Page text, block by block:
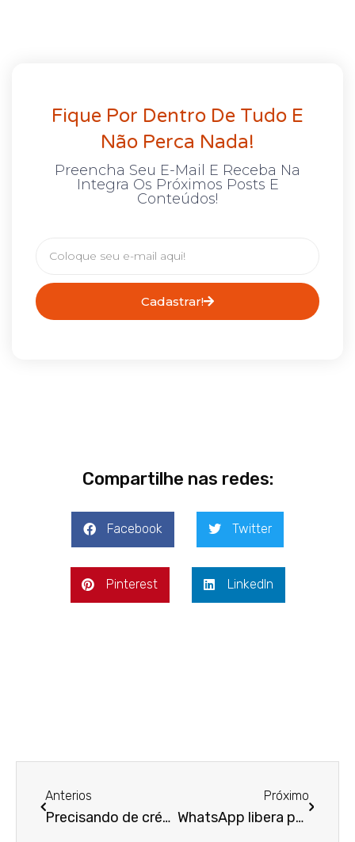
Fique Por Dentro De Tudo E
Não Perca Nada!
Preencha Seu E-Mail E Receba Na
Integra Os Próximos Posts E
Conteúdos!
Cadastrar!
Compartilhe nas redes:
Facebook Twitter
Pinterest LinkedIn
Anterios
Precisando de crédito? Então, veja se você tem direito ao PRONAMPE
Próximo
WhatsApp libera pagamentos e envio de dinheiro no Brasil